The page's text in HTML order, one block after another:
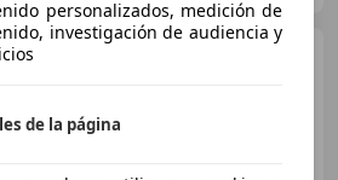
personalizados, medición de
investigación de audiencia y
de la página